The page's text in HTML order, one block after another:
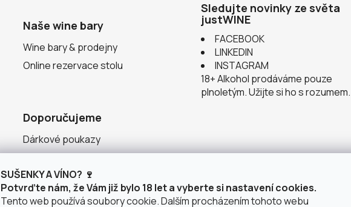
SUŠENKY A VÍNO? 🍷
Potvrďte nám, že Vám již bylo 18 let a vyberte si nastavení cookies.
Tento web používá soubory cookie. Dalším procházením tohoto webu
Naše wine bary
Wine bary & prodejny
Online rezervace stolu
Doporučujeme
Dárkové poukazy
Degustace v justWINE
Seznam vinařství
Sledujte novinky ze světa
justWINE
FACEBOOK
LINKEDIN
INSTAGRAM
18+ Alkohol prodáváme pouze
plnoletým. Užijte si ho s rozumem.